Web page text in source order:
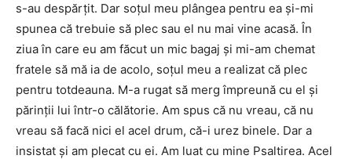
s-au despărțit. Dar soțul meu plângea pentru ea și-mi
spunea că trebuie să plec sau el nu mai vine acasă. În
ziua în care eu am făcut un mic bagaj și mi-am chemat
fratele să mă ia de acolo, soțul meu a realizat că plec
pentru totdeauna. M-a rugat să merg împreună cu el și
părinții lui într-o călătorie. Am spus că nu vreau, că nu
vreau să facă nici el acel drum, că-i urez binele. Dar a
insistat și am plecat cu ei. Am luat cu mine Psaltirea. Acel